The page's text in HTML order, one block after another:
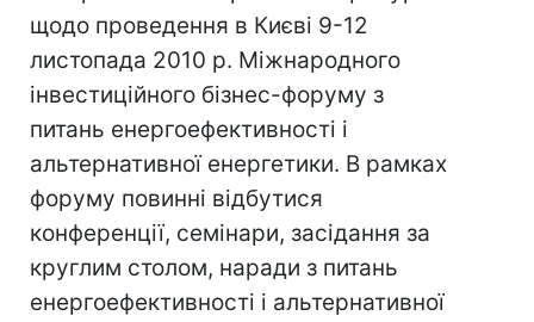
щодо проведення в Києві 9-12
листопада 2010 р. Міжнародного
інвестиційного бізнес-форуму з
питань енергоефективності і
альтернативної енергетики. В рамках
форуму повинні відбутися
конференції, семінари, засідання за
круглим столом, наради з питань
енергоефективності і альтернативної